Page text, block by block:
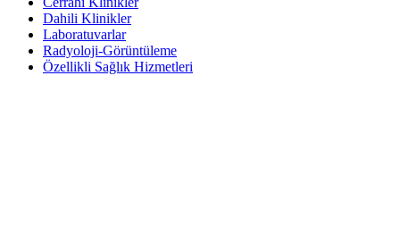
Dahili Klinikler
Laboratuvarlar
Radyoloji-Görüntüleme
Özellikli Sağlık Hizmetleri